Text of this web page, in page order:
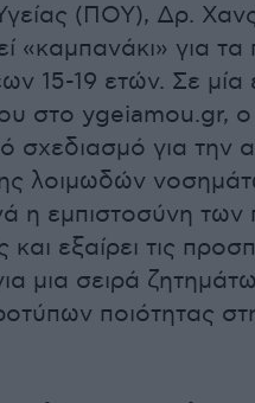
(ΠΟΥ), Δρ.
«καμπανάκι» για
15-19 ετών. Σε μία
στο ygeiamou.gr,
σχεδιασμό για την
λοιμωδών
η εμπιστοσύνη των
εξαίρει τις
μια σειρά
ποιότητας